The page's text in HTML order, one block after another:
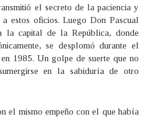
el secreto de la paciencia y
estos oficios. Luego Don Pascual
la capital de la República, donde
se desplomó durante el
1985. Un golpe de suerte que no
en la sabiduría de otro
el mismo empeño con el que había